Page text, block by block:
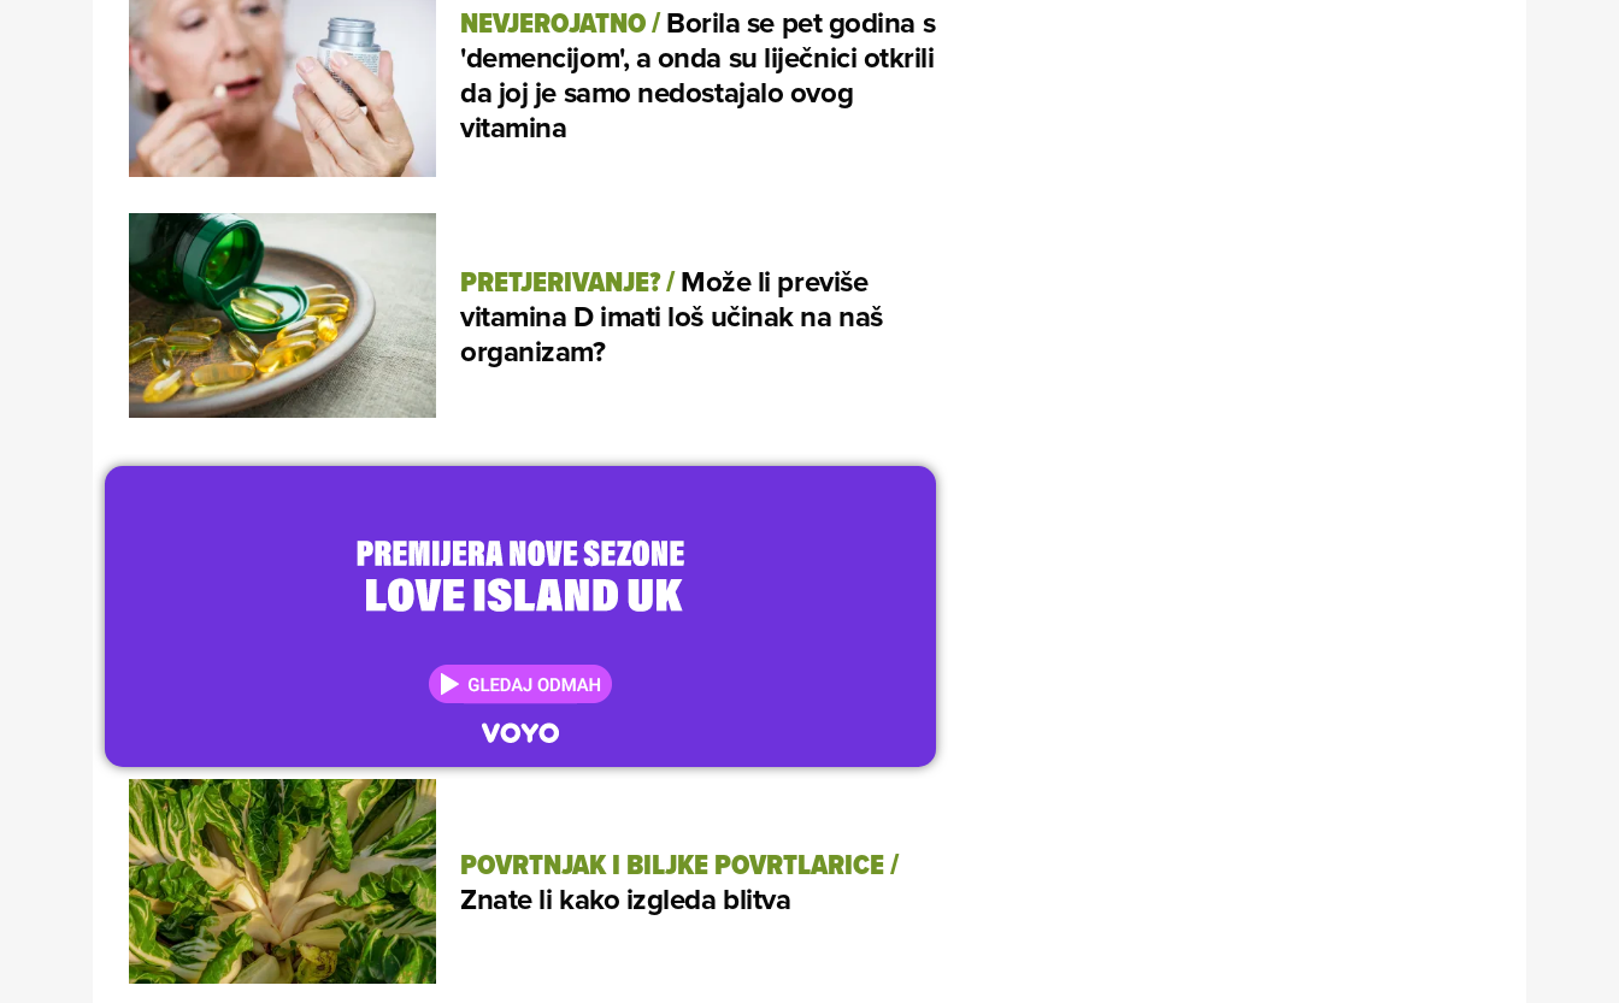
NEVJEROJATNO/Borila se pet godina s
'demencijom', a onda su liječnici otkrili
da joj je samo nedostajalo ovog
vitamina
PRETJERIVANJE?/Može li previše
vitamina D imati loš učinak na naš
organizam?
POVRTNJAK I BILJKE POVRTLARICE/
Znate li kako izgleda blitva